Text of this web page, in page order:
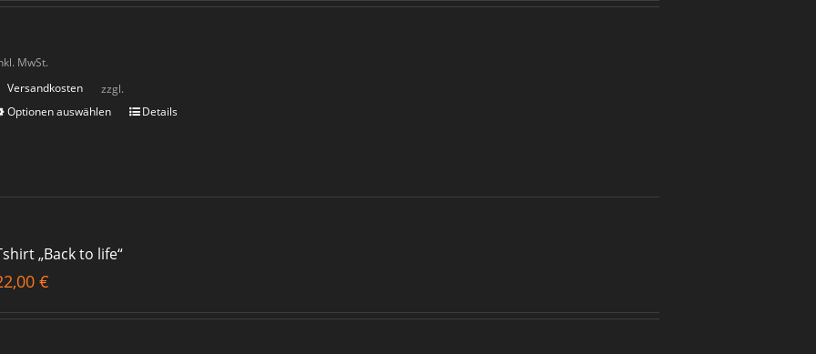
MwSt.
zzgl.
Versandkosten
Optionen auswählen
Details
„Back to life“
€